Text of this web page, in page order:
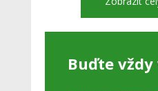
Buďte vždy